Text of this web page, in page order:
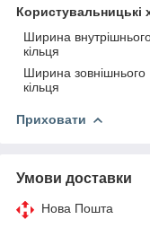
Користувальницькі
Ширина
кільця
Ширина зовнішнього
кільця
Приховати
Умови доставки
Нова Пошта